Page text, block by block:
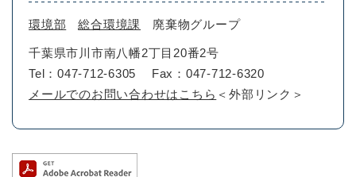
環境部 総合環境課 廃棄物グループ
千葉県市川市南八幡2丁目20番2号
Tel：047-712-6305
Fax：047-712-6320
メールでのお問い合わせはこちら ＜外部リンク＞